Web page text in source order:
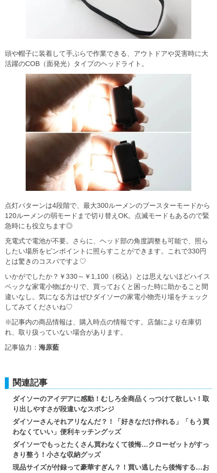
頭や帽子に装着して手ぶらで作業できる、アウトドアや災害時に大
活躍のCOB（面発光）タイプのヘッドライト。
点灯パターンは4段階で、最大300ルーメンのブースターモードから
120ルーメンの弱モードまで切り替えOK。点滅モードもあるので緊
急時にも役立ちます◎
充電式で電池が不要。さらに、ヘッド部の角度調整も可能で、照ら
したい場所をピンポイントに照らすことができます。これで330円
とは驚きのコスパですよ♡
いかがでしたか？￥330～￥1,100（税込）とは思えないほどハイス
ペックな家電小物ばかりで、買っておくと困った時に助かること間
違いなし。気になる方はぜひダイソーの家電小物売り場をチェック
してみてくださいね♡
※記事内の商品情報は、購入時点の情報です。店舗により在庫切
れ、取り扱っていない場合があります。
記事協力： 海原藍
関連記事
ダイソーのアイデアに感動！むしろ全商品くっつけて欲しい！取
り出しやすさが段違いなスポンジ
ダイソーさんそれアリなんだ？！「好きなだけ作れる」「もう買
わなくていい」便利キッチングッズ
ダイソーでもっとたくさん買わなくて後悔…クローゼットがすっ
きり整う！小さな収納グッズ
現品サイズが付録って豪華すぎん？！買い逃したら後悔する…お